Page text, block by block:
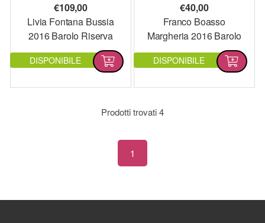
€109,00
Livia Fontana Bussia
2016 Barolo Riserva
DOCG
DISPONIBILE
€40,00
Franco Boasso
Margheria 2016 Barolo
Riserva DOCG
DISPONIBILE
Prodotti trovati4
1